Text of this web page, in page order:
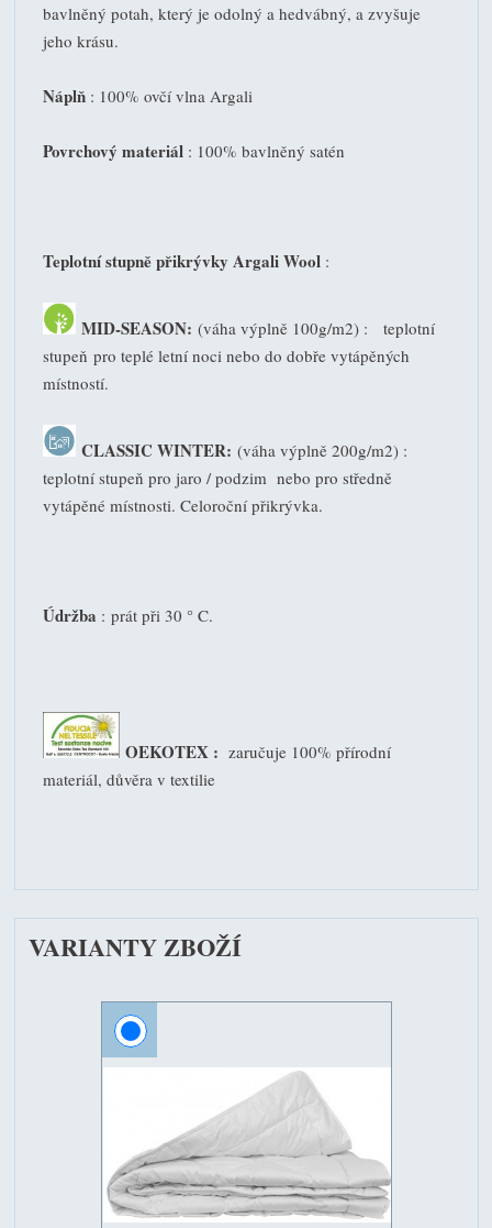
bavlněný potah, který je odolný a hedvábný, a zvyšuje
jeho krásu.
Náplň: 100% ovčí vlna Argali
Povrchový materiál : 100% bavlněný satén
Teplotní stupně přikrývky Argali Wool :
MID-SEASON: (váha výplně 100g/m2) : teplotní
stupeň pro teplé letní noci nebo do dobře vytápěných
místností.
CLASSIC WINTER: (váha výplně 200g/m2) :
teplotní stupeň pro jaro / podzim nebo pro středně
vytápěné místnosti. Celoroční přikrývka.
Údržba : prát při 30 ° C.
OEKOTEX : zaručuje 100% přírodní
materiál, důvěra v textilie
VARIANTY ZBOŽÍ